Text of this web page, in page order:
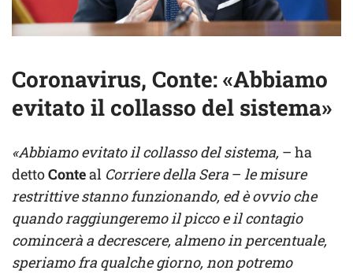
Coronavirus, Conte: «Abbiamo
evitato il collasso del sistema»
«Abbiamo evitato il collasso del sistema, – ha
dettoConteal Corriere della Sera – le misure
restrittive stanno funzionando, ed è ovvio che
quando raggiungeremo il picco e il contagio
comincerà a decrescere, almeno in percentuale,
speriamo fra qualche giorno, non potremo